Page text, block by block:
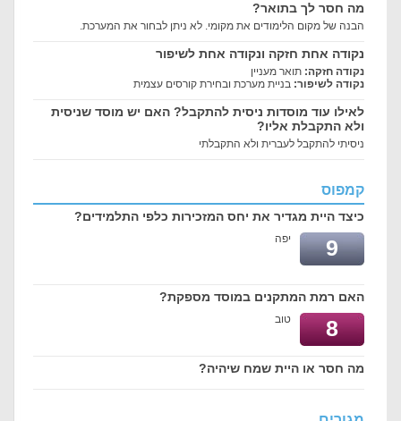
מה חסר לך בתואר?
הבנה של מקום הלימודים את מקומי. לא ניתן לבחור את המערכת.
נקודה אחת חזקה ונקודה אחת לשיפור
נקודה חזקה: תואר מעניין
נקודה לשיפור: בניית מערכת ובחירת קורסים עצמית
לאילו עוד מוסדות ניסית להתקבל? האם יש מוסד שניסית
ולא התקבלת אליו?
ניסיתי להתקבל לעברית ולא התקבלתי
קמפוס
כיצד היית מגדיר את יחס המזכירות כלפי התלמידים?
9 יפה
האם רמת המתקנים במוסד מספקת?
8 טוב
מה חסר או היית שמח שיהיה?